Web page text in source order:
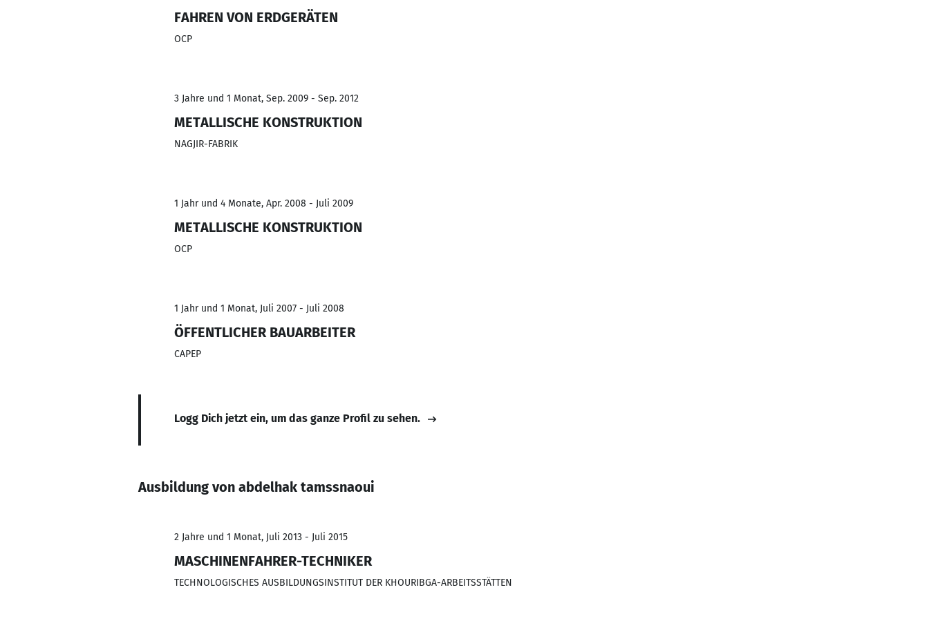
FAHREN VON ERDGERÄTEN
OCP
3 Jahre und 1 Monat, Sep. 2009 - Sep. 2012
METALLISCHE KONSTRUKTION
NAGJIR-FABRIK
1 Jahr und 4 Monate, Apr. 2008 - Juli 2009
METALLISCHE KONSTRUKTION
OCP
1 Jahr und 1 Monat, Juli 2007 - Juli 2008
ÖFFENTLICHER BAUARBEITER
CAPEP
Logg Dich jetzt ein, um das ganze Profil zu sehen.
Ausbildung von abdelhak tamssnaoui
2 Jahre und 1 Monat, Juli 2013 - Juli 2015
MASCHINENFAHRER-TECHNIKER
TECHNOLOGISCHES AUSBILDUNGSINSTITUT DER KHOURIBGA-ARBEITSSTÄTTEN